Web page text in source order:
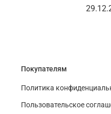
Покупателям
Политика
Пользовательское